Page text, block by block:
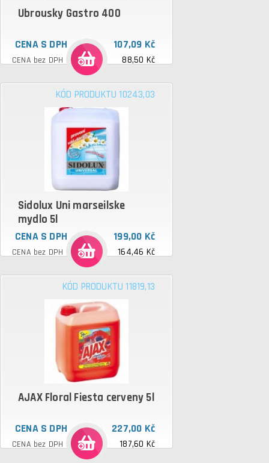
Ubrousky Gastro 400
CENA S DPH 107,09 Kč
CENA bez DPH 88,50 Kč
KÓD PRODUKTU 10243,03
Sidolux Uni marseilske
mydlo 5l
CENA S DPH 199,00 Kč
CENA bez DPH 164,46 Kč
KÓD PRODUKTU 11819,13
AJAX Floral Fiesta cerveny 5l
CENA S DPH 227,00 Kč
CENA bez DPH 187,60 Kč